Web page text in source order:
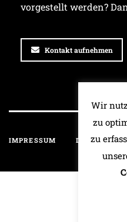
vorgestellt werden?
Kontakt aufnehmen
IMPRESSUM
Wir
zu
zu